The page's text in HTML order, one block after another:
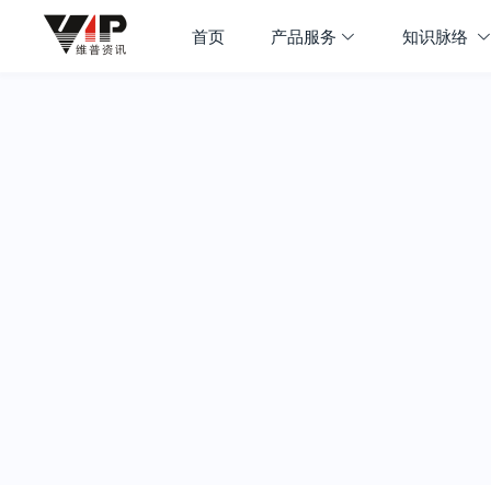
首页 产品服务 知识脉络